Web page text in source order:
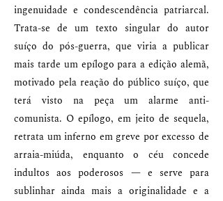
ingenuidade e condescendência patriarcal.
Trata-se de um texto singular do autor
suíço do pós-guerra, que viria a publicar
mais tarde um epílogo para a edição alemã,
motivado pela reação do público suíço, que
terá visto na peça um alarme anti-
comunista. O epílogo, em jeito de sequela,
retrata um inferno em greve por excesso de
arraia-miúda, enquanto o céu concede
indultos aos poderosos — e serve para
sublinhar ainda mais a originalidade e a